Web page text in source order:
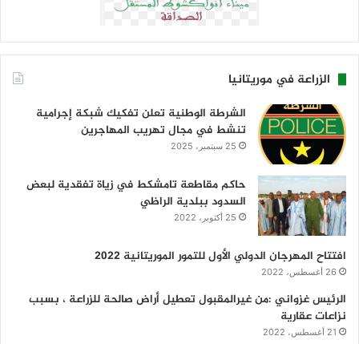
الزراعة في موريتانيا
الشرطة الوطنية تعلن تفكيك شبكة إجرامية
تنشط في مجال تهريب المهاجرين
25 سبتمبر، 2025
حاكم مقاطعة تامشكط في زياة تفقدية لبعض
السدود ببلدية الراظي
25 أكتوبر، 2022
افتتاح المهرجان الدولي الأول للتمور الموريتانية 2022
26 أغسطس، 2022
الرئيس غزواني :من غيرالمقبول تعطيل أراض صالحة للزراعة ، بسبب
نزاعات عقارية
21 أغسطس، 2022